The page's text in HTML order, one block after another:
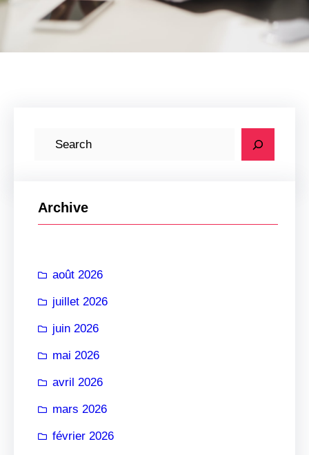
h
e
Archive
août 2026
juillet 2026
juin 2026
mai 2026
avril 2026
mars 2026
février 2026